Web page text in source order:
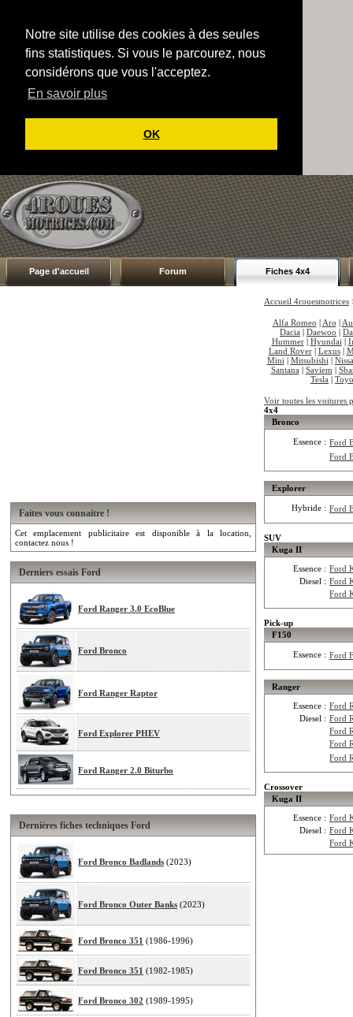
Notre site utilise des cookies à des seules
fins statistiques. Si vous le parcourez, nous
considérons que vous l'acceptez.
En savoir plus
OK
Page d'accueil Forum Fiches 4x4
Faites vous connaitre !
Cet emplacement publicitaire est disponible à la location,
contactez nous !
Derniers essais Ford
Ford Ranger 3.0 EcoBlue
Ford Bronco
Ford Ranger Raptor
Ford Explorer PHEV
Ford Ranger 2.0 Biturbo
Dernières fiches techniques Ford
Ford Bronco Badlands (2023)
Ford Bronco Outer Banks (2023)
Ford Bronco 351 (1986-1996)
Ford Bronco 351 (1982-1985)
Ford Bronco 302 (1989-1995)
Accueil 4rouesmotrices
Alfa Romeo | Aro |
Dacia | Daewoo |
Hummer| Hyundai |
Land Rover| Lexus|
Mini | Mitsubishi |
Santana | Saviem |
Tesla |
Voir toutes les voitures
4x4
Bronco
Essence : Ford
Ford
Explorer
Hybride : Ford
SUV
Kuga II
Essence : Ford
Diesel : Ford
Ford
Pick-up
F150
Essence : Ford
Ranger
Essence : Ford
Diesel : Ford
Ford
Ford
Ford
Crossover
Kuga II
Essence : Ford
Diesel : Ford
Ford